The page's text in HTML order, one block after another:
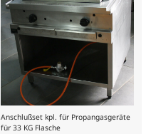
Anschlußset kpl. für Propangasgeräte
für 33 KG Flasche